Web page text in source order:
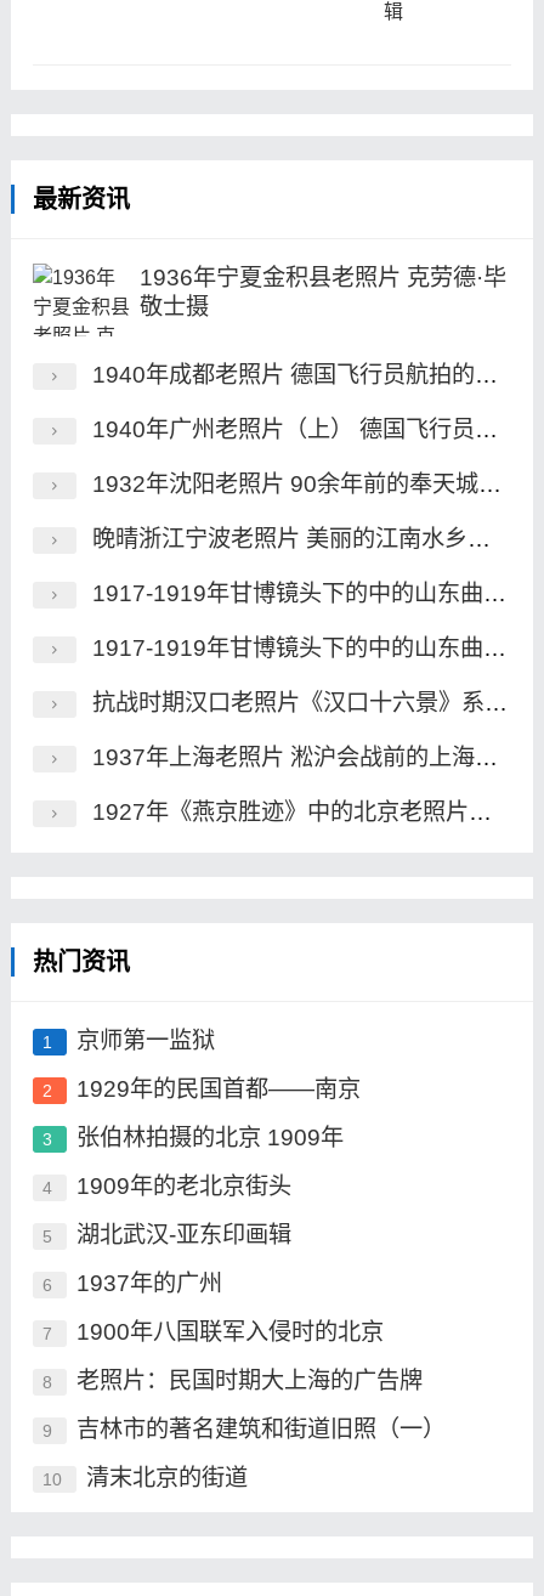
辑
最新资讯
1936年宁夏金积县老照片 克劳德·毕
敬士摄
1940年成都老照片 德国飞行员航拍的民国成都
1940年广州老照片（上） 德国飞行员航拍的民国广州
1932年沈阳老照片 90余年前的奉天城历史风貌
晚晴浙江宁波老照片 美丽的江南水乡魅影
1917-1919年甘博镜头下的中的山东曲阜老照片（下）
1917-1919年甘博镜头下的中的山东曲阜老照片（上）
抗战时期汉口老照片《汉口十六景》系列明信片
1937年上海老照片 淞沪会战前的上海风貌
1927年《燕京胜迹》中的北京老照片（一）
热门资讯
1 京师第一监狱
2 1929年的民国首都——南京
3 张伯林拍摄的北京 1909年
4 1909年的老北京街头
5 湖北武汉-亚东印画辑
6 1937年的广州
7 1900年八国联军入侵时的北京
8 老照片：民国时期大上海的广告牌
9 吉林市的著名建筑和街道旧照（一）
10 清末北京的街道